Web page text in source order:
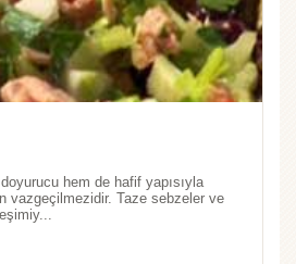
hem de hafif yapısıyla
vazgeçilmezidir. Taze sebzeler ve